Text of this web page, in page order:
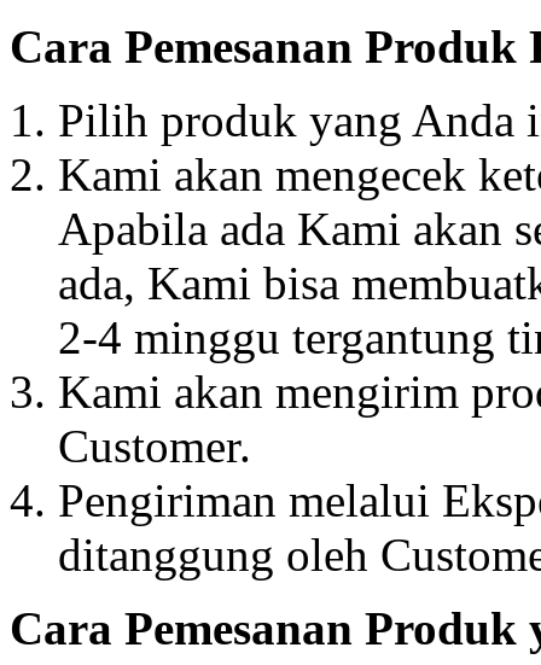
Cara Pemesanan Produk
Pilih produk yang Anda
Kami akan mengecek
Apabila ada Kami akan
ada, Kami bisa
2-4 minggu tergantung
Kami akan mengirim
Customer.
Pengiriman melalui
ditanggung oleh
Cara Pemesanan